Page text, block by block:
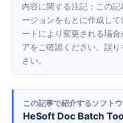
内容に関する注記：この記事は公開時点のソフトウェアバ
ージョンをもとに作成し
ートにより変更される場
アをご確認ください。誤
さい。
この記事で紹介するソフト
HeSoft Doc Batch